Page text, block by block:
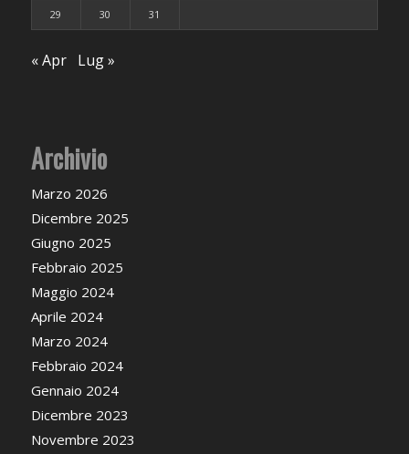
29 30 31
« Apr Lug »
Archivio
Marzo 2026
Dicembre 2025
Giugno 2025
Febbraio 2025
Maggio 2024
Aprile 2024
Marzo 2024
Febbraio 2024
Gennaio 2024
Dicembre 2023
Novembre 2023